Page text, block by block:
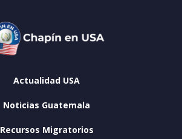
Actualidad USA
Noticias Guatemala
Recursos Migratorios